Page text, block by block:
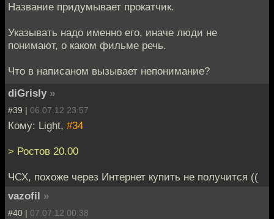
Название придумывает прокатчик.
Указывать надо именно его, иначе люди не
понимают, о каком фильме речь.
Что в написаном вызывает непонимание?
diGrisly »
#39 | 06.07.12 23:57
Кому: Light, #34
> Ростов 20.00
ЧСХ, похоже через Интернет купить не получится ((
vazofil »
#40 | 07.07.12 00:38